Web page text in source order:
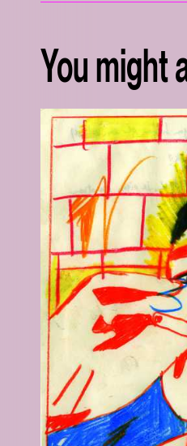
You might